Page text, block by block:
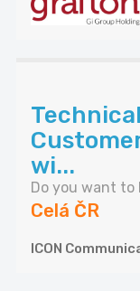
wi...
Do you want
Celá ČR
ICON